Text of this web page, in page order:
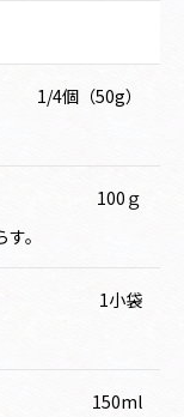
1/4個（50g）
100ｇ
。
1小袋
150ml